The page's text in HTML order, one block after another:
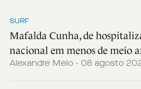
SURF
Mafalda Cunha, de
nacional em menos de meio
Alexandre Melo - 08 agosto